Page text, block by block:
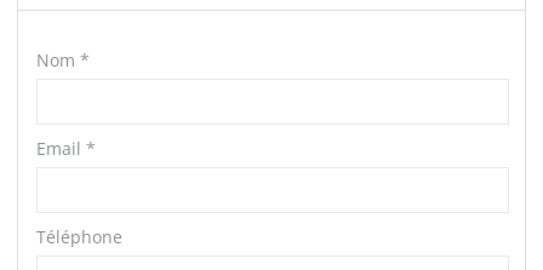
Nom *
Email *
Téléphone